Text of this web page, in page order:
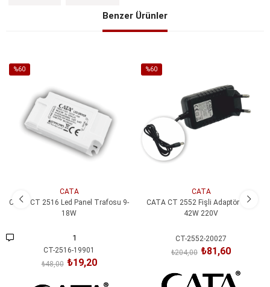
Benzer Ürünler
%60
%60İndirim
CATA
CATA CT 2516 Led Panel Trafosu 9-
18W
1
CT-2516-19901
₺19,20
₺48,00
%60
CATA
CATA CT 2552 Fişli Adaptör 3.5A
42W 220V
CT-2552-20027
₺81,60
₺204,00